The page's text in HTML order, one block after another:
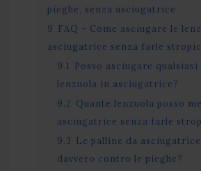
pieghe, senza asciugatrice
9 FAQ – Come asciugare le
asciugatrice senza farle
9.1
Posso asciugare
lenzuola in asciugatrice?
9.2 Quante lenzuola posso
asciugatrice senza farle
9.3 Le palline da
davvero contro le pieghe?